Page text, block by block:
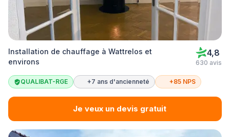
Installation de chauffage à Wattrelos et
environs
4,8
630 avis
QUALIBAT-RGE +7 ans d'ancienneté +85 NPS
Je veux un devis gratuit